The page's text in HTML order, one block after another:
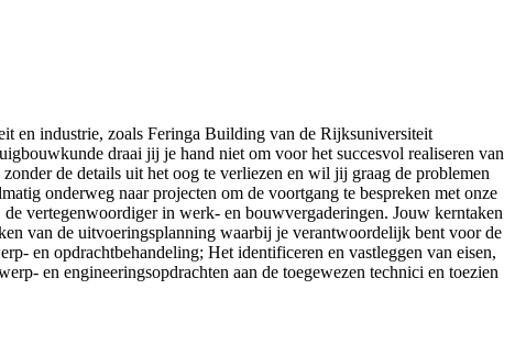
en industrie, zoals Feringa Building van de Rijksuniversiteit
draai jij je hand niet om voor het succesvol realiseren van
de details uit het oog te verliezen en wil jij graag de problemen
onderweg naar projecten om de voortgang te bespreken met onze
vertegenwoordiger in werk- en bouwvergaderingen. Jouw kerntaken
van de uitvoeringsplanning waarbij je verantwoordelijk bent voor de
en opdrachtbehandeling; Het identificeren en vastleggen van eisen,
en engineeringsopdrachten aan de toegewezen technici en toezien